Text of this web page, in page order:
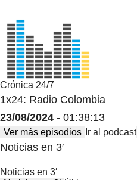
Crónica 24/7
1x24: Radio Colombia
23/08/2024 - 01:38:13
Ver más episodios Ir al podcast
Noticias en 3′
Noticias en 3′